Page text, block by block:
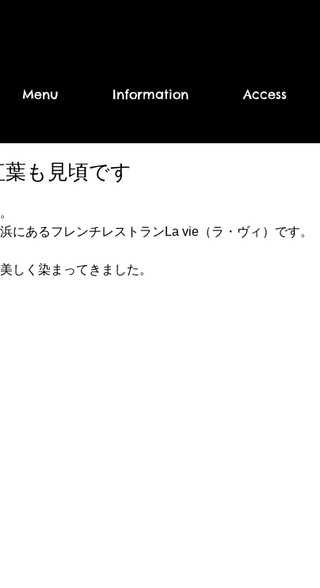
Menu Information Access
も見頃です
にあるフレンチレストランLa vie（ラ・ヴィ）です。
しく染まってきました。